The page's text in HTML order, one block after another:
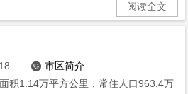
阅读全文
 市区简介
积1.14万平方公里，常住人口963.4万